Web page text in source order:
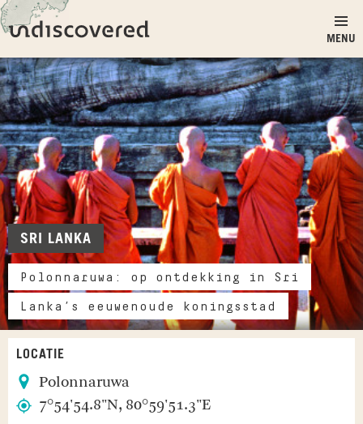
Ga naar inhoud
Undiscovered
MENU
SRI LANKA
Polonnaruwa: op ontdekking in Sri
Lanka’s eeuwenoude koningsstad
LOCATIE
Polonnaruwa
7°54'54.8"N, 80°59'51.3"E